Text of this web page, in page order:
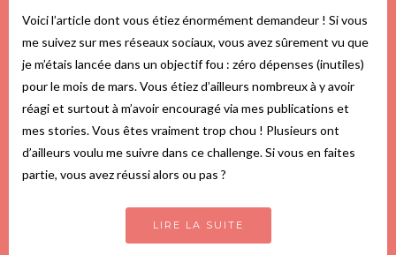
Voici l’article dont vous étiez énormément demandeur ! Si vous
me suivez sur mes réseaux sociaux, vous avez sûrement vu que
je m’étais lancée dans un objectif fou : zéro dépenses (inutiles)
pour le mois de mars. Vous étiez d’ailleurs nombreux à y avoir
réagi et surtout à m’avoir encouragé via mes publications et
mes stories. Vous êtes vraiment trop chou ! Plusieurs ont
d’ailleurs voulu me suivre dans ce challenge. Si vous en faites
partie, vous avez réussi alors ou pas ?
LIRE LA SUITE